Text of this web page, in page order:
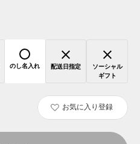
のし名入れ 配送日指定
ソーシャル
ギフト
お気に入り登録